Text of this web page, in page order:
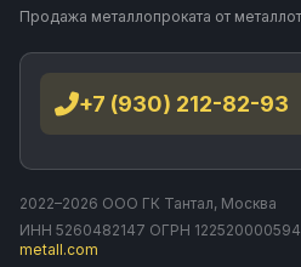
Продажа металлопроката от
+7 (930) 212-82-93
2022–2026 ООО ГК Тантал, Москва
ИНН 5260482147 ОГРН
metall.com